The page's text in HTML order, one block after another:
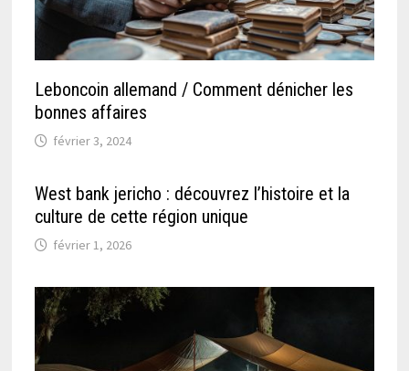
Leboncoin allemand / Comment dénicher les
bonnes affaires
février 3, 2024
West bank jericho : découvrez l’histoire et la
culture de cette région unique
février 1, 2026